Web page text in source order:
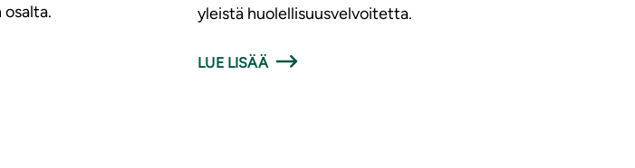
yleistä huolellisuusvelvoitetta.
LUE LISÄÄ